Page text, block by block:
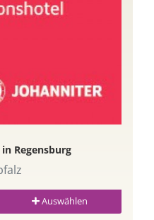
Regensburg
Auswählen